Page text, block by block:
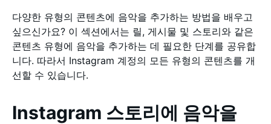
다양한 유형의 콘텐츠에 음악을 추가하는 방법을 배우고
싶으신가요? 이 섹션에서는 릴, 게시물 및 스토리와 같은
콘텐츠 유형에 음악을 추가하는 데 필요한 단계를 공유합
니다. 따라서 Instagram 계정의 모든 유형의 콘텐츠를 개
선할 수 있습니다.
Instagram 스토리에 음악을